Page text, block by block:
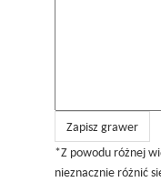
Zapisz grawer
*Z powodu różnej
nieznacznie różnić